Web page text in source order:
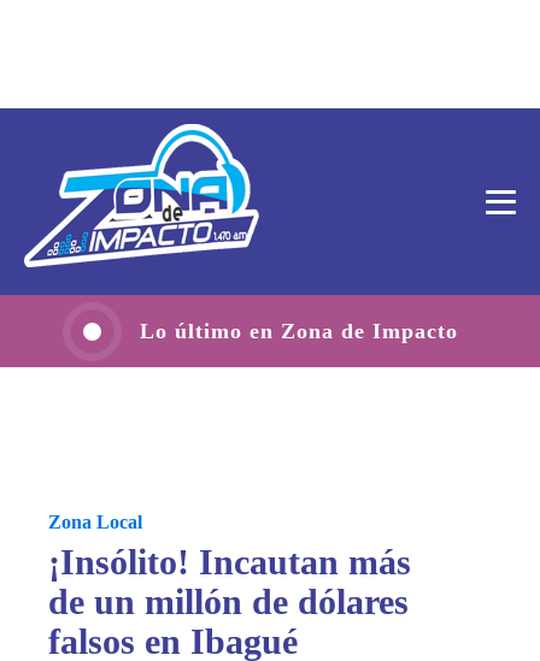
Lo último en Zona de Impacto
Zona Local
¡Insólito! Incautan más
de un millón de dólares
falsos en Ibagué